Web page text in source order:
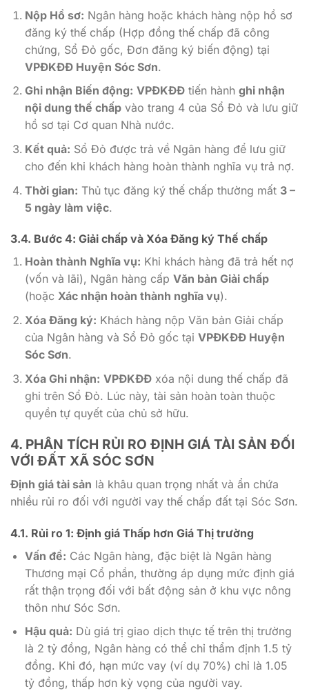
Nộp Hồ sơ: Ngân hàng hoặc khách hàng nộp hồ sơ
đăng ký thế chấp (Hợp đồng thế chấp đã công
chứng, Sổ Đỏ gốc, Đơn đăng ký biến động) tại
VPĐKĐĐ Huyện Sóc Sơn.
Ghi nhận Biến động: VPĐKĐĐtiến hành ghi nhận
nội dung thế chấpvào trang 4 của Sổ Đỏ và lưu giữ
hồ sơ tại Cơ quan Nhà nước.
Kết quả: Sổ Đỏ được trả về Ngân hàng để lưu giữ
cho đến khi khách hàng hoàn thành nghĩa vụ trả nợ.
Thời gian: Thủ tục đăng ký thế chấp thường mất 3 –
5 ngày làm việc.
3.4. Bước 4: Giải chấp và Xóa Đăng ký Thế chấp
Hoàn thành Nghĩa vụ: Khi khách hàng đã trả hết nợ
(vốn và lãi), Ngân hàng cấp Văn bản Giải chấp
(hoặc Xác nhận hoàn thành nghĩa vụ).
Xóa Đăng ký: Khách hàng nộp Văn bản Giải chấp
của Ngân hàng và Sổ Đỏ gốc tại VPĐKĐĐ Huyện
Sóc Sơn.
Xóa Ghi nhận: VPĐKĐĐxóa nội dung thế chấp đã
ghi trên Sổ Đỏ. Lúc này, tài sản hoàn toàn thuộc
quyền tự quyết của chủ sở hữu.
4. PHÂN TÍCH RỦI RO ĐỊNH GIÁ TÀI SẢN ĐỐI
VỚI ĐẤT XÃ SÓC SƠN
Định giá tài sản là khâu quan trọng nhất và ẩn chứa
nhiều rủi ro đối với người vay thế chấp đất tại Sóc Sơn.
4.1. Rủi ro 1: Định giá Thấp hơn Giá Thị trường
Vấn đề: Các Ngân hàng, đặc biệt là Ngân hàng
Thương mại Cổ phần, thường áp dụng mức định giá
rất thận trọng đối với bất động sản ở khu vực nông
thôn như Sóc Sơn.
Hậu quả: Dù giá trị giao dịch thực tế trên thị trường
là 2 tỷ đồng, Ngân hàng có thể chỉ thẩm định 1.5 tỷ
đồng. Khi đó, hạn mức vay (ví dụ 70%) chỉ là 1.05
tỷ đồng, thấp hơn kỳ vọng của người vay.